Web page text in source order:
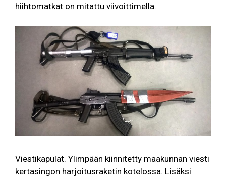
hiihtomatkat on mitattu viivoittimella.
Viestikapulat. Ylimpään kiinnitetty maakunnan viesti
kertasingon harjoitusraketin kotelossa. Lisäksi